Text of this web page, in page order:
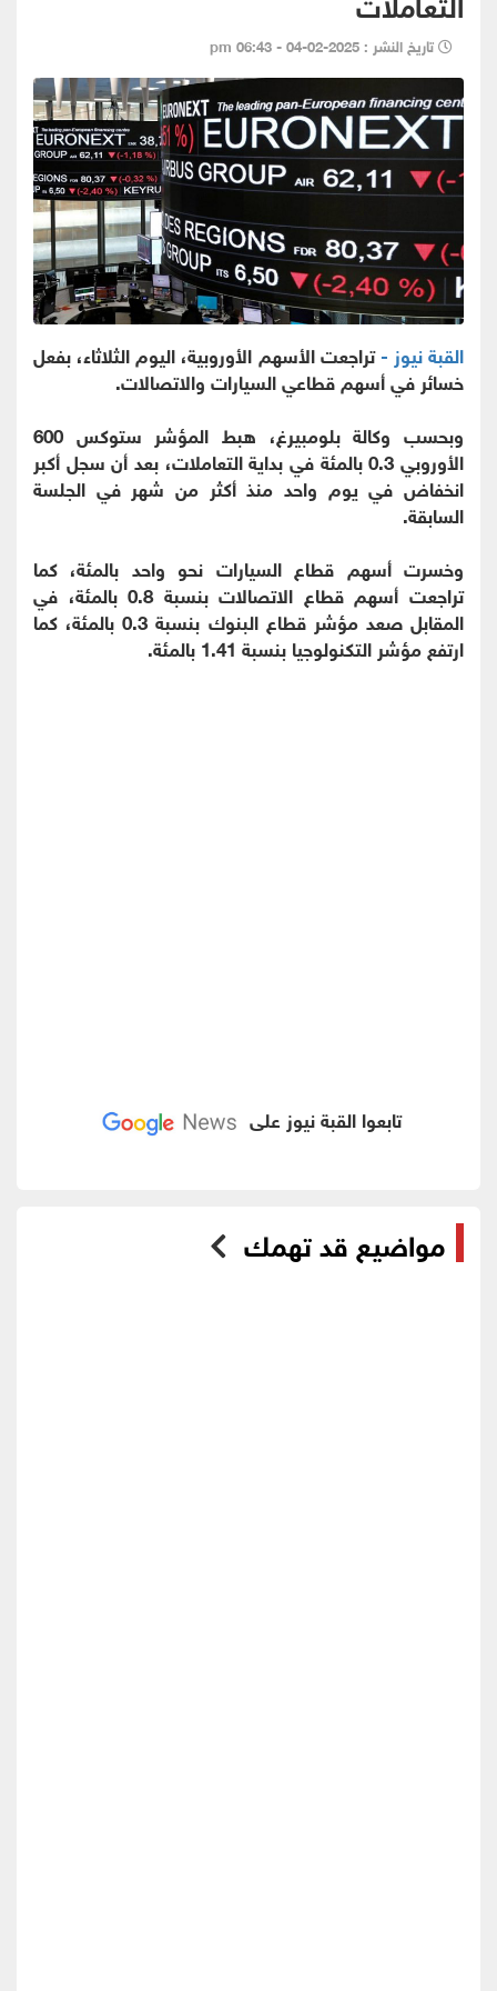
تاريخ النشر : 2025-02-04 - 06:43 pm
القبة نيوز -تراجعت الأسهم الأوروبية، اليوم الثلاثاء، بفعل
خسائر في أسهم قطاعي السيارات والاتصالات.
وبحسب وكالة بلومبيرغ، هبط المؤشر ستوكس 600
الأوروبي 0.3 بالمئة في بداية التعاملات، بعد أن سجل أكبر
انخفاض في يوم واحد منذ أكثر من شهر في الجلسة
السابقة.
وخسرت أسهم قطاع السيارات نحو واحد بالمئة، كما
تراجعت أسهم قطاع الاتصالات بنسبة 0.8 بالمئة، في
المقابل صعد مؤشر قطاع البنوك بنسبة 0.3 بالمئة، كما
ارتفع مؤشر التكنولوجيا بنسبة 1.41 بالمئة.
تابعوا القبة نيوز على
مواضيع قد تهمك